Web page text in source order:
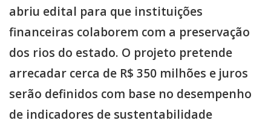
abriu edital para que instituições
financeiras colaborem com a preservação
dos rios do estado. O projeto pretende
arrecadar cerca de R$ 350 milhões e juros
serão definidos com base no desempenho
de indicadores de sustentabilidade